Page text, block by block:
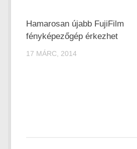
Hamarosan újabb FujiFilm
fényképezőgép érkezhet
17 MÁRC, 2014